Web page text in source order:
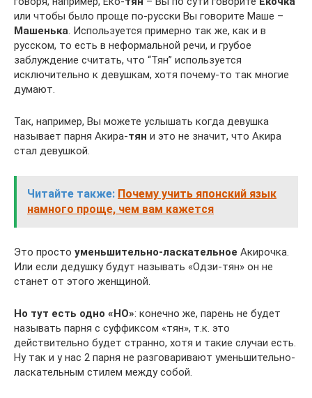
или чтобы было проще по-русски Вы говорите Маше –
Машенька . Используется примерно так же, как и в
русском, то есть в неформальной речи, и грубое
заблуждение считать, что “Тян” используется
исключительно к девушкам, хотя почему-то так многие
думают.
Так, например, Вы можете услышать когда девушка
называет парня Акира-тян и это не значит, что Акира
стал девушкой.
Читайте также: Почему учить японский язык
намного проще, чем вам кажется
Это просто уменьшительно-ласкательное Акирочка.
Или если дедушку будут называть «Одзи-тян» он не
станет от этого женщиной.
Но тут есть одно «НО»: конечно же, парень не будет
называть парня с суффиксом «тян», т.к. это
действительно будет странно, хотя и такие случаи есть.
Ну так и у нас 2 парня не разговаривают уменьшительно-
ласкательным стилем между собой.